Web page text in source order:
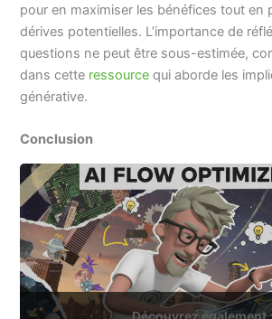
pour en maximiser les bénéfices tout en
dérives potentielles. L’importance de
questions ne peut être sous-estimée,
dans cette ressource qui aborde les
générative.
Conclusion